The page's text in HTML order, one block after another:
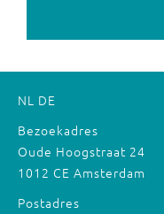
NL DE
Bezoekadres
Oude Hoogstraat 24
1012 CE Amsterdam
Postadres